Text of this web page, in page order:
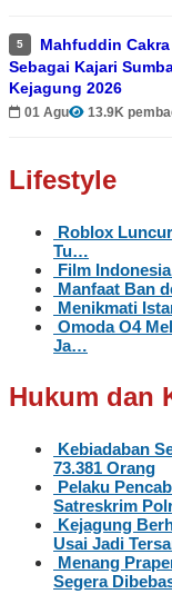
5
Mahfuddin
Sebagai Kajari
Kejagung 2026
01 Agu 13.9K
Lifestyle
Roblox
Tu…
Film
Manfaat Ban
Menikmati
Omoda O4
Ja…
Hukum dan
Kebiadaban
73.381 Orang
Pelaku
Satreskrim
Kejagung
Usai Jadi
Menang
Segera